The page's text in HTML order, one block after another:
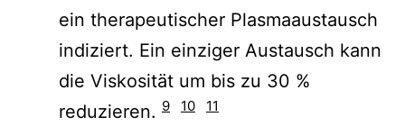
ein therapeutischer Plasmaaustausch
indiziert. Ein einziger Austausch kann
die Viskosität um bis zu 30 %
reduzieren. 9 10 11